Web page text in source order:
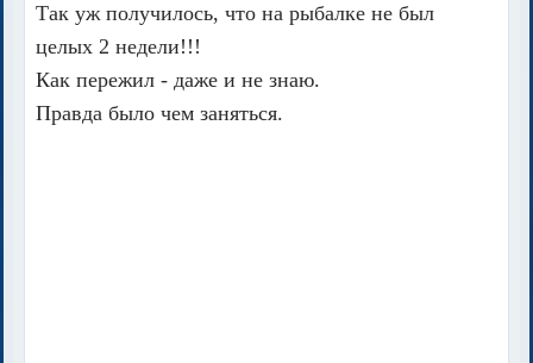
Так уж получилось, что на рыбалке не был
целых 2 недели!!!
Как пережил - даже и не знаю.
Правда было чем заняться.